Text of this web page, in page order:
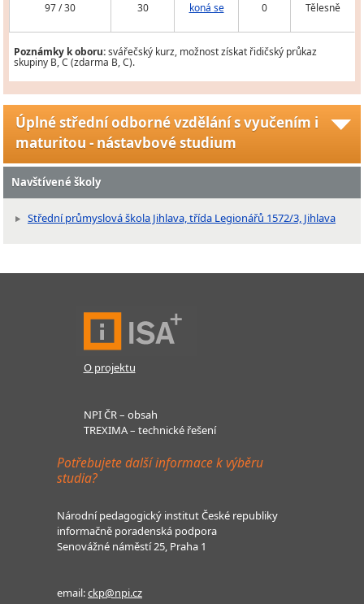
97 / 30 30 koná se 0 Tělesně
Poznámky k oboru:svářečský kurz, možnost získat řidičský průkaz
skupiny B, C (zdarma B, C).
Úplné střední odborné vzdělání s vyučením i
maturitou - nástavbové studium
Navštívené školy
Střední průmyslová škola Jihlava, třída Legionářů 1572/3, Jihlava
O projektu
NPI ČR – obsah
TREXIMA – technické řešení
Potřebujete další informace k výběru
studia?
Národní pedagogický institut České republiky
informačně poradenská podpora
Senovážné náměstí 25, Praha 1
email:ckp@npi.cz